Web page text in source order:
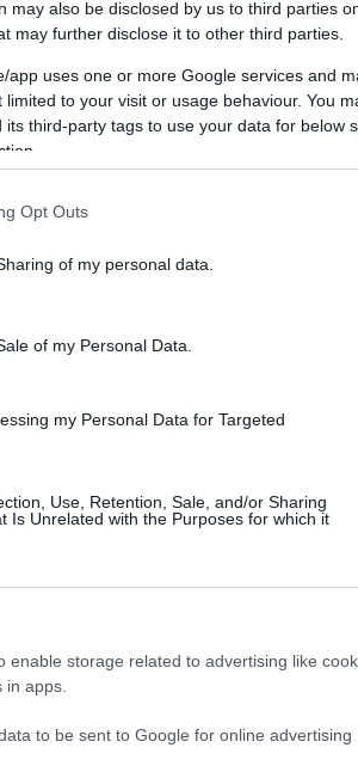
may also be disclosed by us to third parties
may further disclose it to other third parties.
app uses one or more Google services and
to your visit or usage behaviour. You
third-party tags to use your data for below
Opt Outs
of my personal data.
of my Personal Data.
my Personal Data for Targeted
Use, Retention, Sale, and/or Sharing
Is Unrelated with the Purposes for which it
enable storage related to advertising like
apps.
to be sent to Google for online advertising
-
Már 250 ezer